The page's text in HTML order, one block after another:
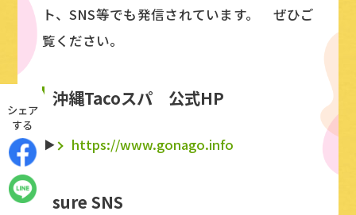
シェア
する
ト、SNS等でも発信されています。 ぜひご
覧ください。
沖縄Tacoスパ 公式HP
▶ https://www.gonago.info
sure SNS